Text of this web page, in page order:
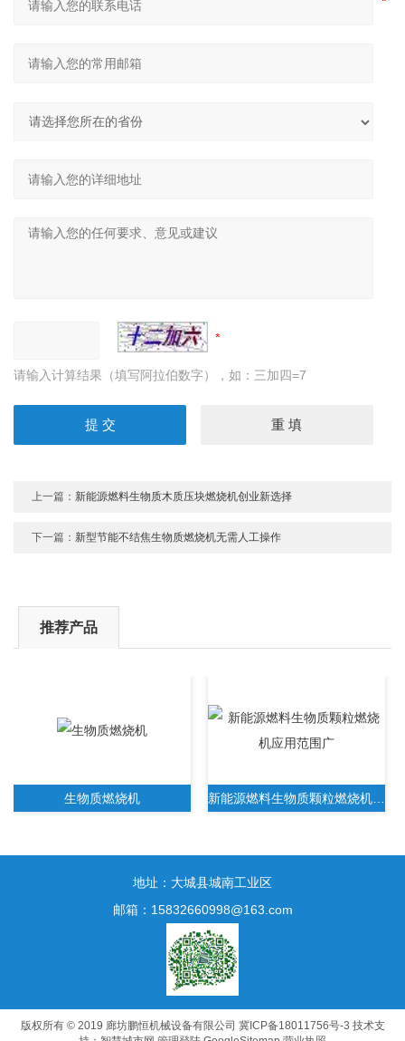
请输入计算结果（填写阿拉伯数字），如：三加四=7
上一篇： 新能源燃料生物质木质压块燃烧机创业新选择
下一篇： 新型节能不结焦生物质燃烧机无需人工操作
推荐产品
生物质燃烧机 新能源燃料生物质颗粒燃烧机应用范围广
新一代生物质木屑颗粒燃烧机无需人工操作
地址：大城县城南工业区
邮箱：15832660998@163.com
版权所有 © 2019 廊坊鹏恒机械设备有限公司 冀ICP备18011756号-3 技术支